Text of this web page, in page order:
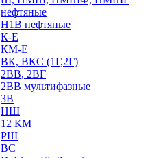
нефтяные
Н1В нефтяные
К-Е
КМ-Е
ВК, ВКС (1Г,2Г)
2ВВ, 2ВГ
2ВВ мультифазные
3В
НШ
12 КМ
РШ
ВС